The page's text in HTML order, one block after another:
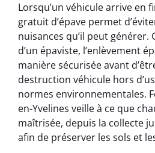
Lorsqu’un véhicule arrive en
gratuit d’épave permet
nuisances qu’il peut générer.
d’un épaviste, l’enlèvement
manière sécurisée avant
destruction véhicule hors
normes environnementales.
en-Yvelines veille à ce que
maîtrisée, depuis la collecte
afin de préserver les sols et